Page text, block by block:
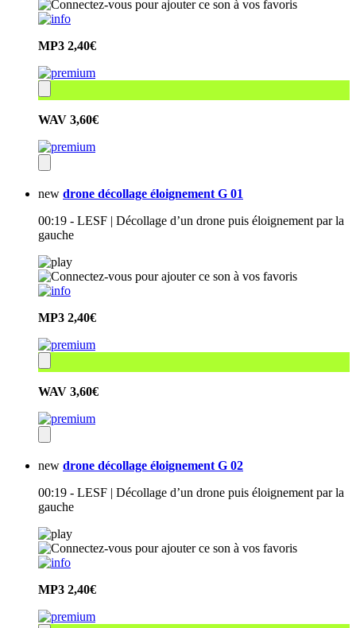
MP3 2,40€
WAV 3,60€
new drone décollage éloignement G 01
00:19 - LESF | Décollage d’un drone puis éloignement par la
gauche
MP3 2,40€
WAV 3,60€
new drone décollage éloignement G 02
00:19 - LESF | Décollage d’un drone puis éloignement par la
gauche
MP3 2,40€